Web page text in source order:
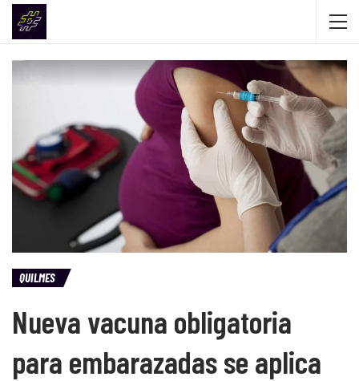
QUILMES
Nueva vacuna obligatoria
para embarazadas se aplica